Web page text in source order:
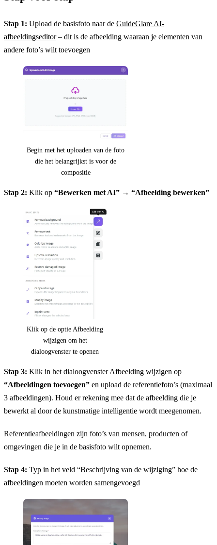
Stap 1: Upload de basisfoto naar de GuideGlare AI-
afbeeldingseditor– dit is de afbeelding waaraan je elementen van
andere foto’s wilt toevoegen
Begin met het uploaden van de foto
die het belangrijkst is voor de
compositie
Stap 2: Klik op “Bewerken met AI” → “Afbeelding bewerken”
Klik op de optie Afbeelding
wijzigen om het
dialoogvenster te openen
Stap 3: Klik in het dialoogvenster Afbeelding wijzigen op
“Afbeeldingen toevoegen” en upload de referentiefoto’s (maximaal
3 afbeeldingen). Houd er rekening mee dat de afbeelding die je
bewerkt al door de kunstmatige intelligentie wordt meegenomen.
Referentieafbeeldingen zijn foto’s van mensen, producten of
omgevingen die je in de basisfoto wilt opnemen.
Stap 4: Typ in het veld “Beschrijving van de wijziging” hoe de
afbeeldingen moeten worden samengevoegd